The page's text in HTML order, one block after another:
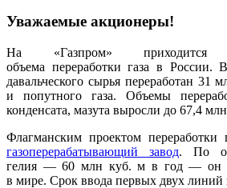
Уважаемые акционеры!
На «Газпром» приходится
объема переработки газа в России.
давальческого сырья переработан 31
и попутного газа. Объемы
конденсата, мазута выросли до 67,4
Флагманским проектом переработки
газоперерабатывающий завод. По
гелия — 60 млн куб. м в год — он
в мире. Срок ввода первых двух линий